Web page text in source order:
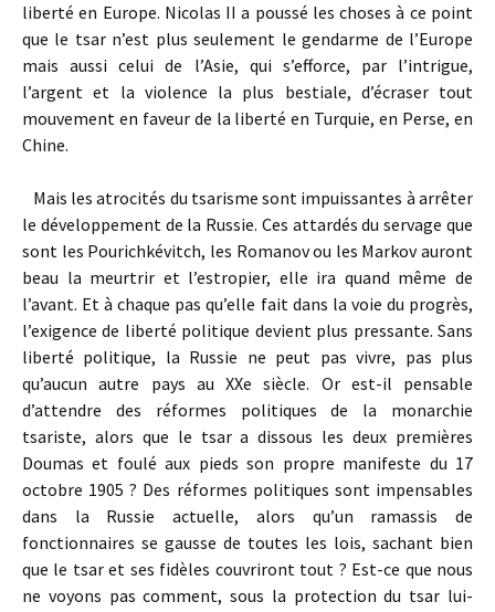
liberté en Europe. Nicolas II a poussé les choses à ce point
que le tsar n’est plus seulement le gendarme de l’Europe
mais aussi celui de l’Asie, qui s’efforce, par l’intrigue,
l’argent et la violence la plus bestiale, d’écraser tout
mouvement en faveur de la liberté en Turquie, en Perse, en
Chine.
Mais les atrocités du tsarisme sont impuissantes à arrêter
le développement de la Russie. Ces attardés du servage que
sont les Pourichkévitch, les Romanov ou les Markov auront
beau la meurtrir et l’estropier, elle ira quand même de
l’avant. Et à chaque pas qu’elle fait dans la voie du progrès,
l’exigence de liberté politique devient plus pressante. Sans
liberté politique, la Russie ne peut pas vivre, pas plus
qu’aucun autre pays au XXe siècle. Or est-il pensable
d’attendre des réformes politiques de la monarchie
tsariste, alors que le tsar a dissous les deux premières
Doumas et foulé aux pieds son propre manifeste du 17
octobre 1905 ? Des réformes politiques sont impensables
dans la Russie actuelle, alors qu’un ramassis de
fonctionnaires se gausse de toutes les lois, sachant bien
que le tsar et ses fidèles couvriront tout ? Est-ce que nous
ne voyons pas comment, sous la protection du tsar lui-